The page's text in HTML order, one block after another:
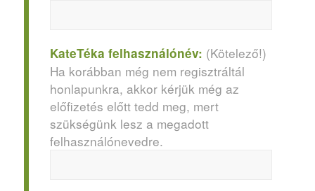
KateTéka felhasználónév: (Kötelező!)
Ha korábban még nem regisztráltál
honlapunkra, akkor kérjük még az
előfizetés előtt tedd meg, mert
szükségünk lesz a megadott
felhasználónevedre.